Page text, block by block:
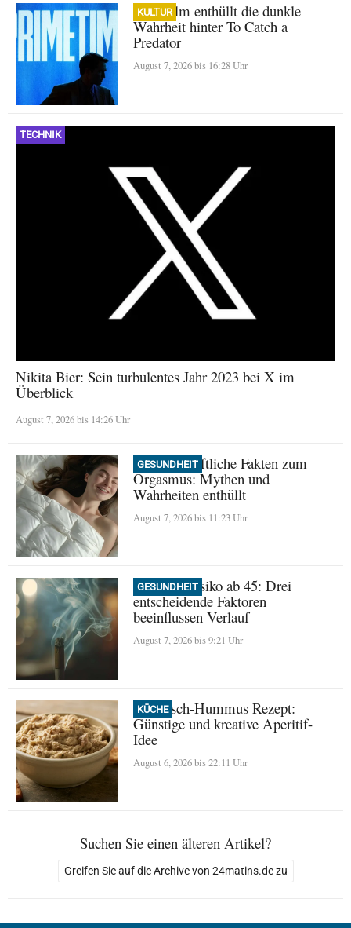
KULTUR
A24-Film enthüllt die dunkle
Wahrheit hinter To Catch a
Predator
August 7, 2026 bis 16:28 Uhr
TECHNIK
Nikita Bier: Sein turbulentes Jahr 2023 bei X im
Überblick
August 7, 2026 bis 14:26 Uhr
GESUNDHEIT
Wissenschaftliche Fakten zum
Orgasmus: Mythen und
Wahrheiten enthüllt
August 7, 2026 bis 11:23 Uhr
GESUNDHEIT
Demenz-Risiko ab 45: Drei
entscheidende Faktoren
beeinflussen Verlauf
August 7, 2026 bis 9:21 Uhr
KÜCHE
Thunfisch-Hummus Rezept:
Günstige und kreative Aperitif-
Idee
August 6, 2026 bis 22:11 Uhr
Suchen Sie einen älteren Artikel?
Greifen Sie auf die Archive von 24matins.de zu